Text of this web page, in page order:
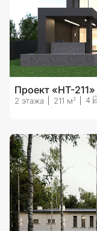
Проект «HT-211»
2 этажа 211 м 2 4